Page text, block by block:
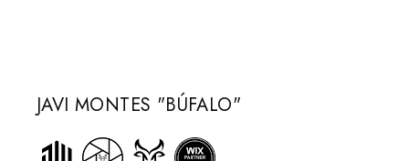
JAVI MONTES "BÚFALO"